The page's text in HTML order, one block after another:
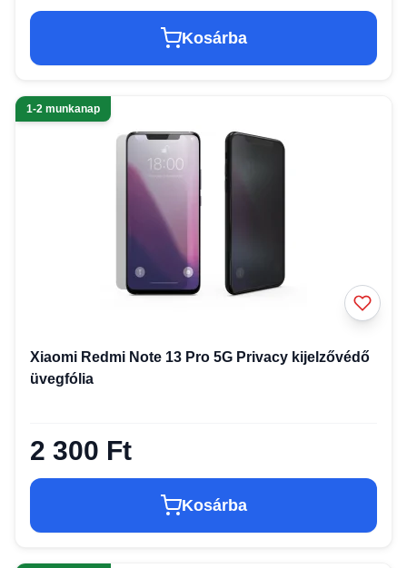
Kosárba
1-2 munkanap
Xiaomi Redmi Note 13 Pro 5G Privacy kijelzővédő
üvegfólia
2 300 Ft
Kosárba